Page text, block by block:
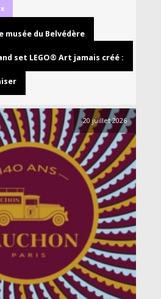
musée du Belvédère
set LEGO® Art jamais créé :
20 juillet 2026